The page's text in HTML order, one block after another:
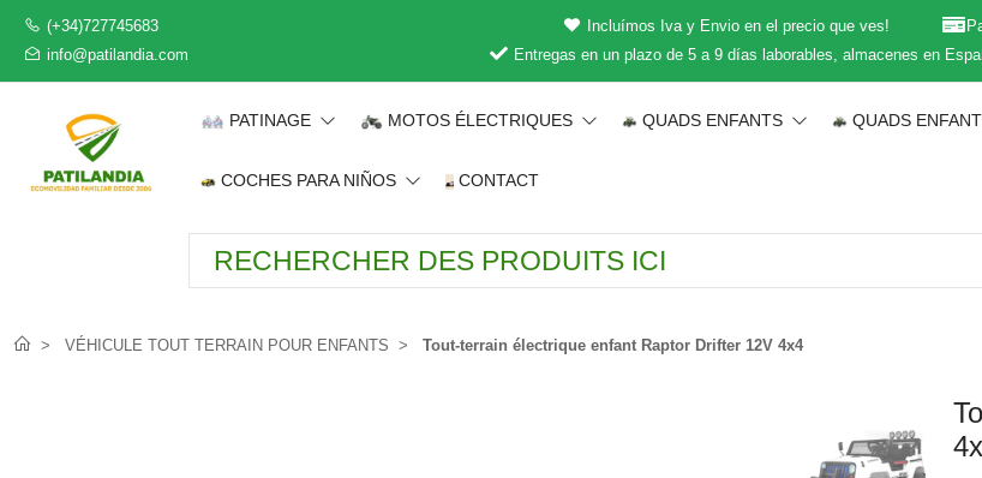
(+34)727745683
info@patilandia.com
Incluímos Iva y Envio en el precio que ves!
Entregas en un plazo de 5 a 9 días laborables, almacenes en
PATINAGE MOTOS ÉLECTRIQUES QUADS ENFANTS QUADS
COCHES PARA NIÑOS CONTACT
VÉHICULE TOUT TERRAIN POUR ENFANTS Tout-terrain électrique enfant Raptor Drifter 12V 4x4